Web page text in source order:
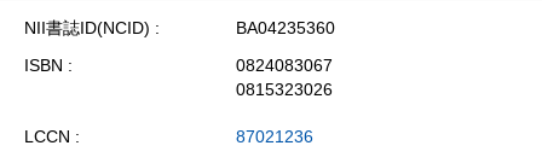
NII書誌ID(NCID)
BA04235360
ISBN
0824083067
0815323026
LCCN 87021236